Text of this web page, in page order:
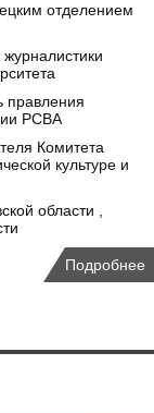
отделением
правления
РСВА
Комитета
культуре и
области ,
Подробнее